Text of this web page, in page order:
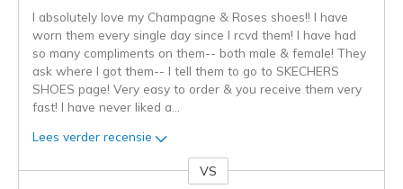
I absolutely love my Champagne & Roses shoes!! I have
worn them every single day since I rcvd them! I have had
so many compliments on them-- both male & female! They
ask where I got them-- I tell them to go to SKECHERS
SHOES page! Very easy to order & you receive them very
fast! I have never liked a
Lees verder recensie
VS